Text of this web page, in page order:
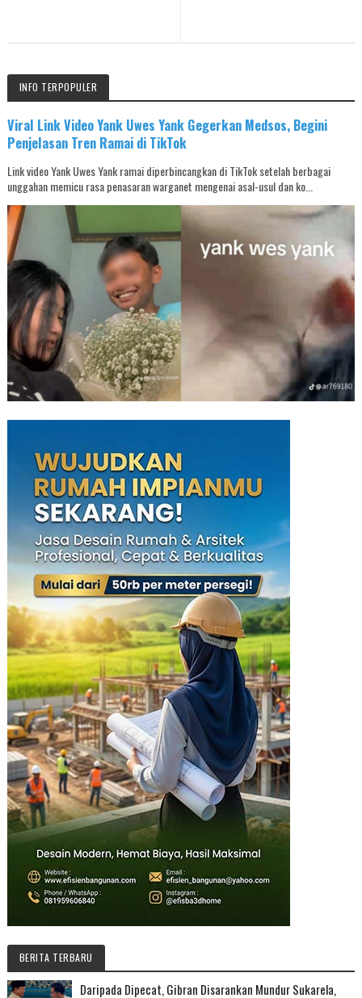
INFO TERPOPULER
Viral Link Video Yank Uwes Yank Gegerkan Medsos, Begini
Penjelasan Tren Ramai di TikTok
Link video Yank Uwes Yank ramai diperbincangkan di TikTok setelah berbagai
unggahan memicu rasa penasaran warganet mengenai asal-usul dan ko...
BERITA TERBARU
Daripada Dipecat, Gibran Disarankan Mundur Sukarela,